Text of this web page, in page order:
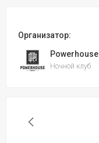
Организатор:
Powerhouse
Ночной клуб